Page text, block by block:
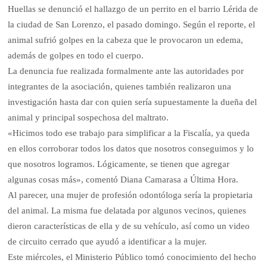
Huellas se denunció el hallazgo de un perrito en el barrio Lérida de
la ciudad de San Lorenzo, el pasado domingo. Según el reporte, el
animal sufrió golpes en la cabeza que le provocaron un edema,
además de golpes en todo el cuerpo.
La denuncia fue realizada formalmente ante las autoridades por
integrantes de la asociación, quienes también realizaron una
investigación hasta dar con quien sería supuestamente la dueña del
animal y principal sospechosa del maltrato.
«Hicimos todo ese trabajo para simplificar a la Fiscalía, ya queda
en ellos corroborar todos los datos que nosotros conseguimos y lo
que nosotros logramos. Lógicamente, se tienen que agregar
algunas cosas más», comentó Diana Camarasa a Última Hora.
Al parecer, una mujer de profesión odontóloga sería la propietaria
del animal. La misma fue delatada por algunos vecinos, quienes
dieron características de ella y de su vehículo, así como un video
de circuito cerrado que ayudó a identificar a la mujer.
Este miércoles, el Ministerio Público tomó conocimiento del hecho